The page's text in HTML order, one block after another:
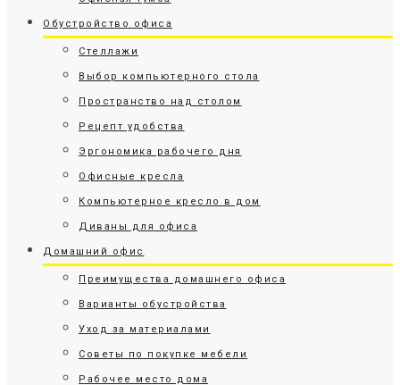
Обустройство офиса
Стеллажи
Выбор компьютерного стола
Пространство над столом
Рецепт удобства
Эргономика рабочего дня
Офисные кресла
Компьютерное кресло в дом
Диваны для офиса
Домашний офис
Преимущества домашнего офиса
Варианты обустройства
Уход за материалами
Советы по покупке мебели
Рабочее место дома